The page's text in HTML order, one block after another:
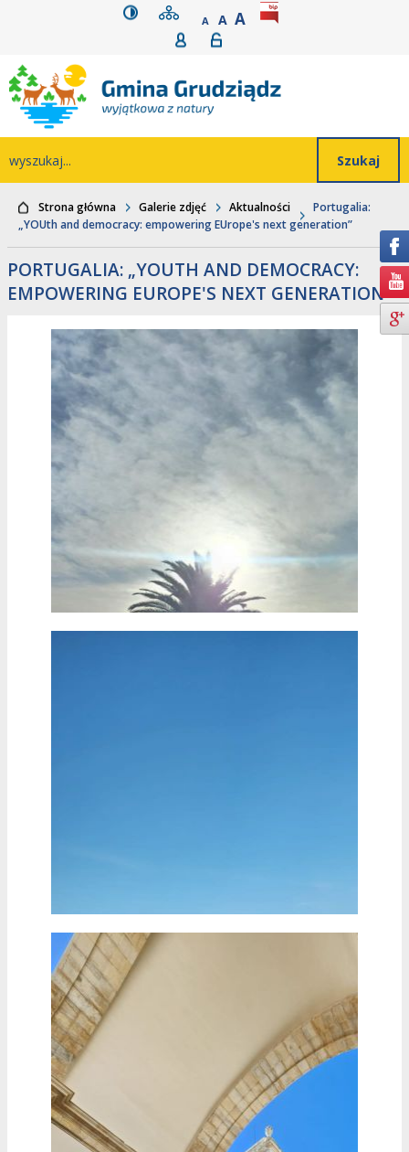
Przejdź do głównego
Przejdź do treści
Przejdź do
wyszukiwarki
Przejdź do mapywersja kontrastowa
mapa serwisu
A POMNIEJSZ CZCIONKĘ
A STANDARDOWY ROZMIAR
A POWIĘKSZ
rozmiar czcionki
Rejestracja
Strona główna Galerie zdjęć Aktualności
Portugalia:
„YOUth and democracy: empowering EUrope's next generation”
PORTUGALIA: „YOUTH AND DEMOCRACY:
EMPOWERING EUROPE'S NEXT GENERATION”